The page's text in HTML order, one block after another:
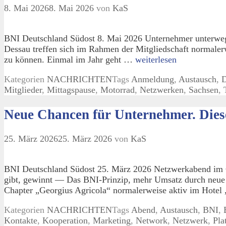
8. Mai 20268. Mai 2026 von KaS
BNI Deutschland Südost 8. Mai 2026 Unternehmer
Dessau treffen sich im Rahmen der Mitgliedschaft
zu können. Einmal im Jahr geht … weiterlesen
Kategorien NACHRICHTENTags Anmeldung, Austausch,
Mitglieder, Mittagspause, Motorrad, Netzwerken, Sachsen,
Neue Chancen für Unternehmer.
25. März 202625. März 2026 von KaS
BNI Deutschland Südost 25. März 2026 Netzwerkabend
gibt, gewinnt — Das BNI-Prinzip, mehr Umsatz durch neue
Chapter „Georgius Agricola“ normalerweise aktiv im
Kategorien NACHRICHTENTags Abend, Austausch, BNI,
Kontakte, Kooperation, Marketing, Network, Netzwerk,